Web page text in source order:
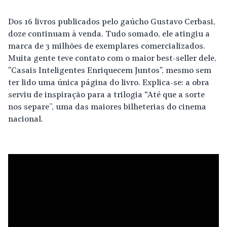
Dos 16 livros publicados pelo gaúcho Gustavo Cerbasi,
doze continuam à venda. Tudo somado, ele atingiu a
marca de 3 milhões de exemplares comercializados.
Muita gente teve contato com o maior best-seller dele,
"Casais Inteligentes Enriquecem Juntos", mesmo sem
ter lido uma única página do livro. Explica-se: a obra
serviu de inspiração para a trilogia “Até que a sorte
nos separe”, uma das maiores bilheterias do cinema
nacional.